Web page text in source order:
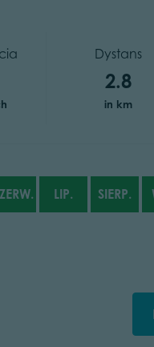
Dystans
2.8
in km
LIP. SIERP.